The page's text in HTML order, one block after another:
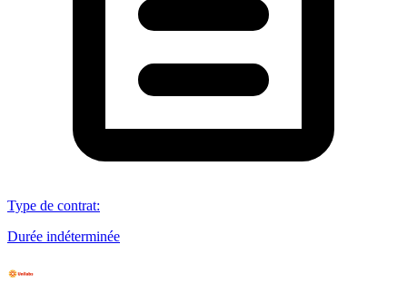
Type de contrat:
Durée indéterminée